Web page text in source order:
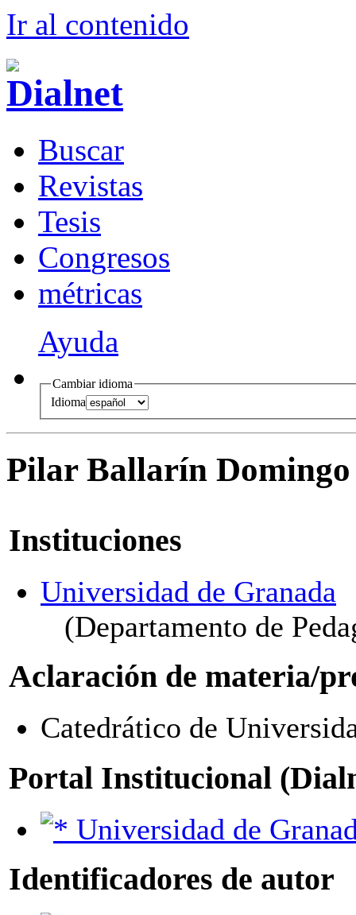
Ir al contenido
Buscar
Revistas
Tesis
Congresos
métricas
Ayuda
Cambiar idioma
Idioma
Pilar Ballarín Domingo
Instituciones
Universidad de Granada
(Departamento de
Aclaración de materia/
Catedrático de
Portal Institucional
Universidad de
Identificadores de autor